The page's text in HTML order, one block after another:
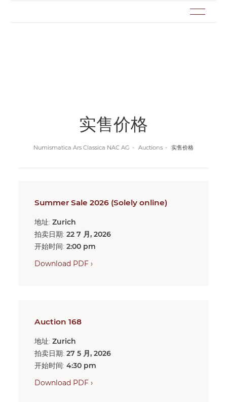
实售价格
Numismatica Ars Classica NAC AG Auctions 实售价格
Summer Sale 2026 (Solely online)
地址: Zurich
拍卖日期: 22 7 月, 2026
开始时间: 2:00 pm
Download PDF ›
Auction 168
地址: Zurich
拍卖日期: 27 5 月, 2026
开始时间: 4:30 pm
Download PDF ›